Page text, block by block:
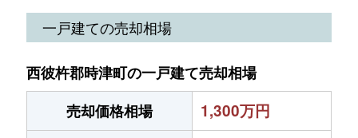
一戸建ての売却相場
西彼杵郡時津町の一戸建て売却相場
売却価格相場
1,300万円